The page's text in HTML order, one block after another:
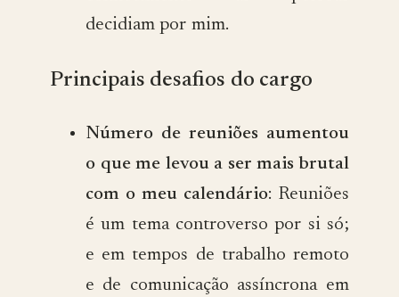
decidiam por mim.
Principais desafios do cargo
Número de reuniões aumentou
o que me levou a ser mais brutal
com o meu calendário: Reuniões
é um tema controverso por si só;
e em tempos de trabalho remoto
e de comunicação assíncrona em